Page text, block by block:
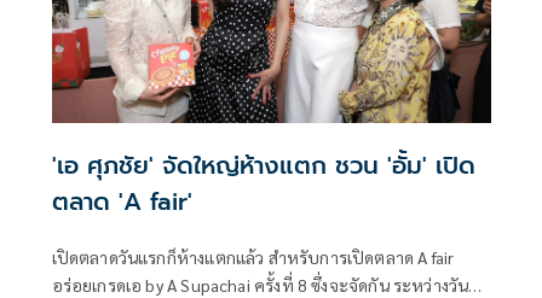
'เอ ศุภชัย' จัดใหญ่ห้างแตก ชวน 'อั้ม' เปิด
ตลาด 'A fair'
เปิดตลาดวันแรกก็ห้างแตกแล้ว สำหรับการเปิดตลาด A fair
อร่อยเกรดเอ by A Supachai ครั้งที่ 8 ซึ่งจะจัดกัน ระหว่างวันที่